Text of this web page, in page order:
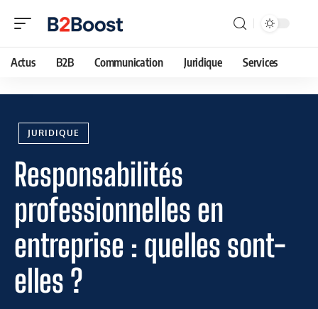
Actus B2B Communication Juridique Services
JURIDIQUE
Responsabilités
professionnelles en
entreprise : quelles sont-
elles ?